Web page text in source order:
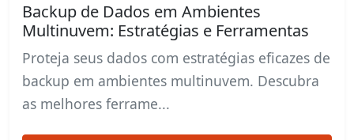
Backup de Dados em Ambientes
Multinuvem: Estratégias e Ferramentas
Proteja seus dados com estratégias eficazes de
backup em ambientes multinuvem. Descubra
as melhores ferrame...